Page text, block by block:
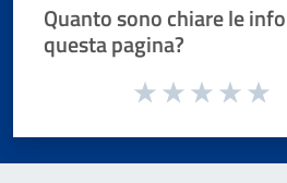
Quanto sono chiare le
questa pagina?
Valuta da 1 a 5 stelle la pagina